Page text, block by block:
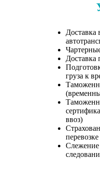
Доставка
Доставка
груза к
ввоз)
перевозке
Слежение